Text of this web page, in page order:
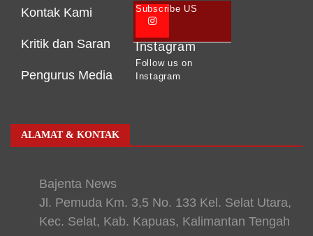
Kontak Kami
Kritik dan Saran
Pengurus Media
Subscribe US
Instagram
Follow us on
Instagram
ALAMAT & KONTAK
Bajenta News
Jl. Pemuda Km. 3,5 No. 133 Kel. Selat Utara,
Kec. Selat, Kab. Kapuas, Kalimantan Tengah